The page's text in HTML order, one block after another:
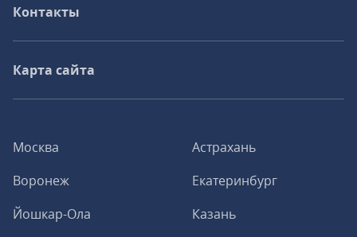
Москва
Астрахань
Воронеж
Екатеринбург
Йошкар-Ола
Казань
Контакты
Карта сайта